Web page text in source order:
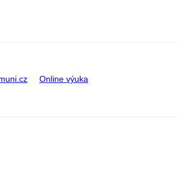
Online výuka